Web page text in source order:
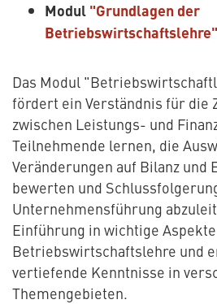
Modul"Grundlagen der
Betriebswirtschaftslehre"
Das Modul
fördert ein Verständnis für die
zwischen Leistungs- und
Teilnehmende lernen, die
Veränderungen auf Bilanz und
bewerten und
Unternehmensführung
Einführung in wichtige
Betriebswirtschaftslehre und
vertiefende Kenntnisse in
Themengebieten.